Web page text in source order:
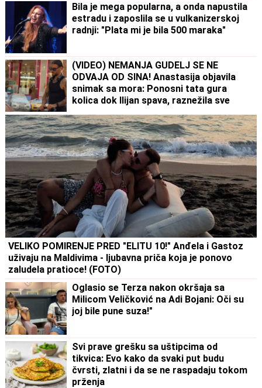
Bila je mega popularna, a onda napustila
estradu i zaposlila se u vulkanizerskoj
radnji: "Plata mi je bila 500 maraka"
(VIDEO) NEMANJA GUDELJ SE NE
ODVAJA OD SINA! Anastasija objavila
snimak sa mora: Ponosni tata gura
kolica dok Ilijan spava, raznežila sve
VELIKO POMIRENJE PRED "ELITU 10!" Anđela i Gastoz
uživaju na Maldivima - ljubavna priča koja je ponovo
zaludela pratioce! (FOTO)
Oglasio se Terza nakon okršaja sa
Milicom Veličković na Adi Bojani: Oči su
joj bile pune suza!"
Svi prave grešku sa uštipcima od
tikvica: Evo kako da svaki put budu
čvrsti, zlatni i da se ne raspadaju tokom
prženja